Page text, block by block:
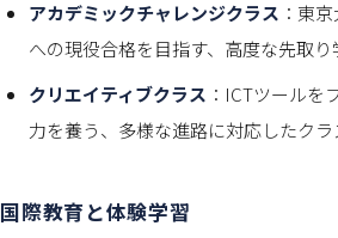
アカデミックチャレンジクラス ：東
への現役合格を目指す、高度な先取り
クリエイティブクラス ：ICTツールを
力を養う、多様な進路に対応したクラ
国際教育と体験学習